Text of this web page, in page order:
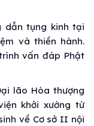
dẫn tụng kinh tại
và thiền hành.
vấn đáp Phật
lão Hòa thượng
khởi xướng từ
về Cơ sở II nội